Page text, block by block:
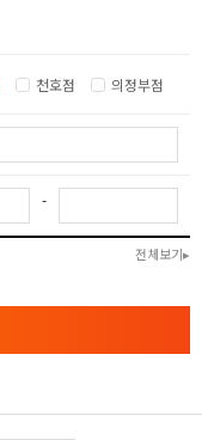
천호점 의정부점
-
전체보기